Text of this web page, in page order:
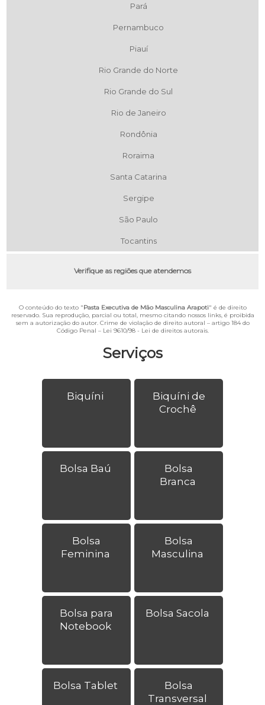
Serviços
Biquíni
Biquíni de
Crochê
Bolsa Baú
Bolsa
Branca
Bolsa
Feminina
Bolsa
Masculina
Bolsa para
Notebook
Bolsa Sacola
Bolsa Tablet
Bolsa
Transversal
Pará
Pernambuco
Piauí
Rio Grande do Norte
Rio Grande do Sul
Rio de Janeiro
Rondônia
Roraima
Santa Catarina
Sergipe
São Paulo
Tocantins
Verifique as regiões que atendemos
O conteúdo do texto "Pasta Executiva de Mão Masculina Arapoti" é de direito
reservado. Sua reprodução, parcial ou total, mesmo citando nossos links, é proibida
sem a autorização do autor. Crime de violação de direito autoral – artigo 184 do
Código Penal – Lei 9610/98 - Lei de direitos autorais.